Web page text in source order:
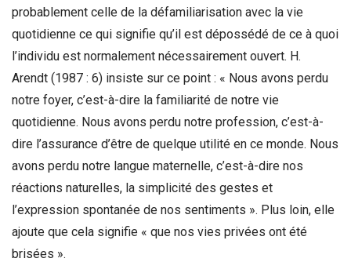
probablement celle de la défamiliarisation avec la vie
quotidienne ce qui signifie qu’il est dépossédé de ce à quoi
l’individu est normalement nécessairement ouvert. H.
Arendt (1987 : 6) insiste sur ce point : « Nous avons perdu
notre foyer, c’est-à-dire la familiarité de notre vie
quotidienne. Nous avons perdu notre profession, c’est-à-
dire l’assurance d’être de quelque utilité en ce monde. Nous
avons perdu notre langue maternelle, c’est-à-dire nos
réactions naturelles, la simplicité des gestes et
l’expression spontanée de nos sentiments ». Plus loin, elle
ajoute que cela signifie « que nos vies privées ont été
brisées ».